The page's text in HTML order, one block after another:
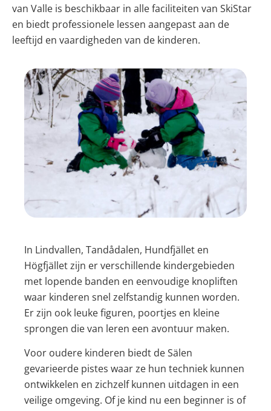
van Valle is beschikbaar in alle faciliteiten van SkiStar
en biedt professionele lessen aangepast aan de
leeftijd en vaardigheden van de kinderen.
In Lindvallen, Tandådalen, Hundfjället en
Högfjället zijn er verschillende kindergebieden
met lopende banden en eenvoudige knopliften
waar kinderen snel zelfstandig kunnen worden.
Er zijn ook leuke figuren, poortjes en kleine
sprongen die van leren een avontuur maken.
Voor oudere kinderen biedt de Sälen
gevarieerde pistes waar ze hun techniek kunnen
ontwikkelen en zichzelf kunnen uitdagen in een
veilige omgeving. Of je kind nu een beginner is of